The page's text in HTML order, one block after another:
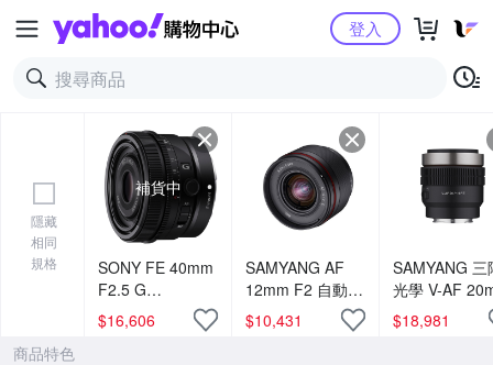
Yahoo購物中心登入
隱藏
相同
規格
補貨中
SONY FE 40mm
F2.5 G
SEL40F25G 標
準定焦鏡頭 公司
$16,606
SAMYANG AF
12mm F2 自動對
焦定焦鏡 FOR
SONY E接環 (公
$10,431
SAMYANG 三
光學 V-AF
T1.9 FE 自動
焦電影鏡 Sony
$18,981
商品特色